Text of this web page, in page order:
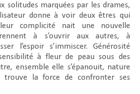
solitudes marquées par les drames,
donne à voir deux êtres qui
leur complicité nait une nouvelle
à s’ouvrir aux autres, à
l’espoir s’immiscer. Générosité
à fleur de peau sous des
ensemble elle s’épanouit, nature
trouve la force de confronter ses